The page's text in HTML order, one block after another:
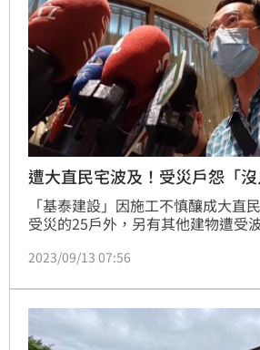
遭大直民宅波及！受災戶怨「沒
「基泰建設」因施工不慎釀成大直
受災的25戶外，另有其他建物遭受
批「這種惡劣公司不值得信賴」；並
下。（記者：楊晏琳）
2023/09/13 07:56